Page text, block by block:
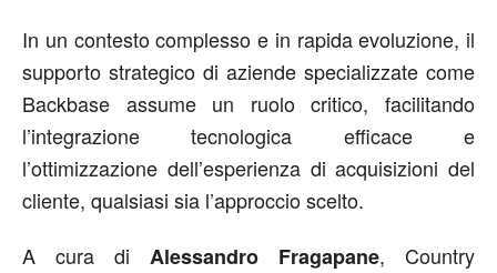
In un contesto complesso e in rapida evoluzione, il
supporto strategico di aziende specializzate come
Backbase assume un ruolo critico, facilitando
l’integrazione tecnologica efficace e
l’ottimizzazione dell’esperienza di acquisizioni del
cliente, qualsiasi sia l’approccio scelto.
A cura di Alessandro Fragapane, Country